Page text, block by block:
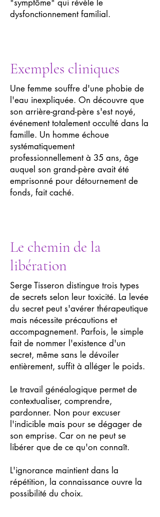
"symptôme" qui révèle le
dysfonctionnement familial.
Exemples cliniques
Une femme souffre d'une phobie de
l'eau inexpliquée. On découvre que
son arrière-grand-père s'est noyé,
événement totalement occulté dans la
famille. Un homme échoue
systématiquement
professionnellement à 35 ans, âge
auquel son grand-père avait été
emprisonné pour détournement de
fonds, fait caché.
Le chemin de la
libération
Serge Tisseron distingue trois types
de secrets selon leur toxicité. La levée
du secret peut s'avérer thérapeutique
mais nécessite précautions et
accompagnement. Parfois, le simple
fait de nommer l'existence d'un
secret, même sans le dévoiler
entièrement, suffit à alléger le poids.
Le travail généalogique permet de
contextualiser, comprendre,
pardonner. Non pour excuser
l'indicible mais pour se dégager de
son emprise. Car on ne peut se
libérer que de ce qu'on connaît.
L'ignorance maintient dans la
répétition, la connaissance ouvre la
possibilité du choix.